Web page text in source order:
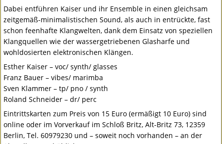
Dabei entführen Kaiser und ihr Ensemble in einen gleichsam
zeitgemäß-minimalistischen Sound, als auch in entrückte, fast
schon feenhafte Klangwelten, dank dem Einsatz von speziellen
Klangquellen wie der wassergetriebenen Glasharfe und
wohldosierten elektronischen Klängen.
Esther Kaiser – voc/ synth/ glasses
Franz Bauer – vibes/ marimba
Sven Klammer – tp/ pno / synth
Roland Schneider – dr/ perc
Eintrittskarten zum Preis von 15 Euro (ermäßigt 10 Euro) sind
online oder im Vorverkauf im Schloß Britz, Alt-Britz 73, 12359
Berlin, Tel. 60979230 und – soweit noch vorhanden – an der